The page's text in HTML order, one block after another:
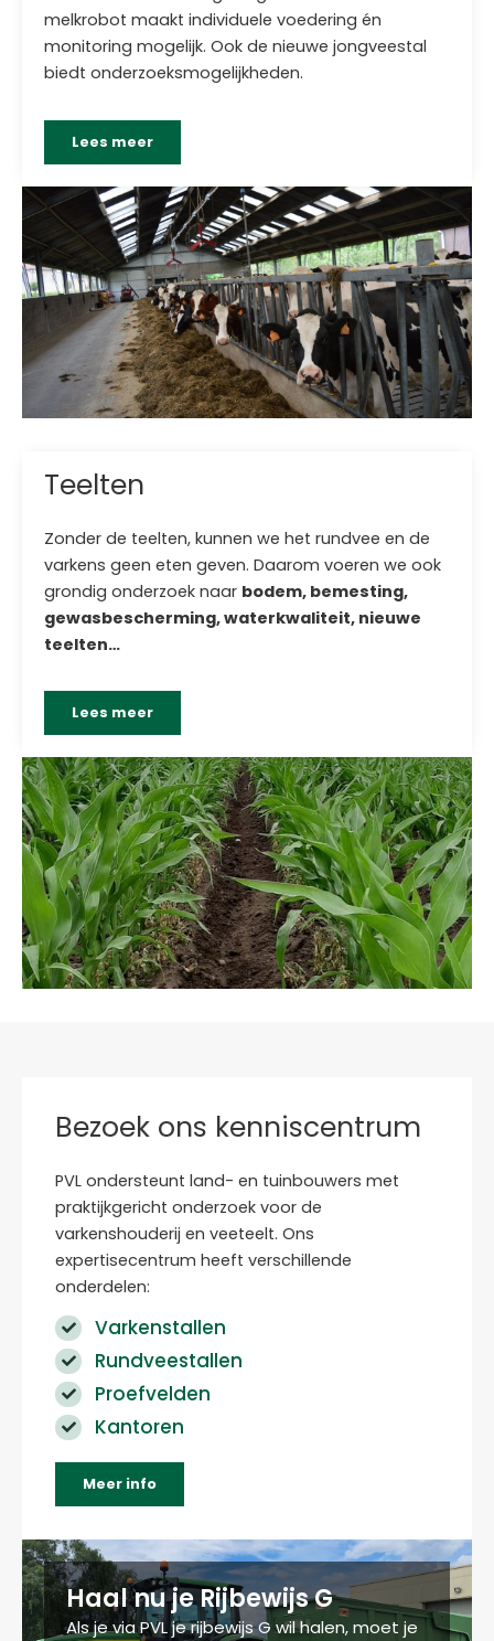
melkrobot maakt individuele voedering én
monitoring mogelijk. Ook de nieuwe jongveestal
biedt onderzoeksmogelijkheden.
Lees meer
Teelten
Zonder de teelten, kunnen we het rundvee en de
varkens geen eten geven. Daarom voeren we ook
grondig onderzoek naar bodem, bemesting,
gewasbescherming, waterkwaliteit, nieuwe
teelten…
Lees meer
Bezoek ons kenniscentrum
PVL ondersteunt land- en tuinbouwers met
praktijkgericht onderzoek voor de
varkenshouderij en veeteelt. Ons
expertisecentrum heeft verschillende
onderdelen:
Varkenstallen
Rundveestallen
Proefvelden
Kantoren
Meer info
Haal nu je Rijbewijs G
Als je via PVL je rijbewijs G wil halen, moet je